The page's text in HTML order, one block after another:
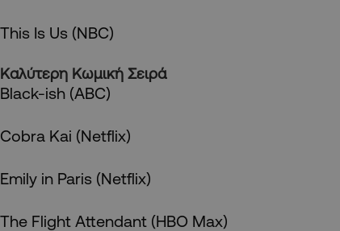
This Is Us (NBC)
Καλύτερη Κωμική Σειρά
Black-ish (ABC)
Cobra Kai (Netflix)
Emily in Paris (Netflix)
The Flight Attendant (HBO Max)